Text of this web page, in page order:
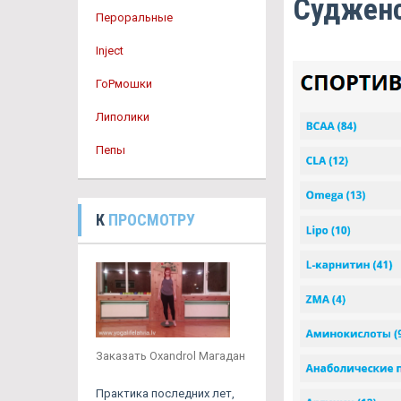
Пероральные
Inject
ГоРмошки
Липолики
Пепы
К ПРОСМОТРУ
Заказать Oxandrol Магадан
Практика последних лет,